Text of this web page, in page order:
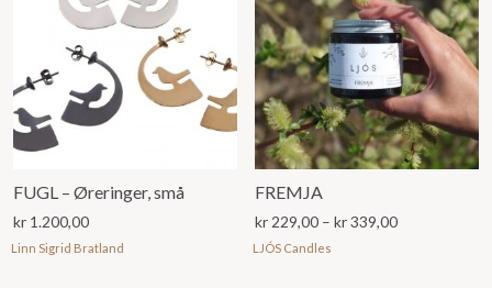
FUGL – Øreringer, små
kr 1.200,00
Linn Sigrid Bratland
FREMJA
kr 229,00 – kr339,00Prisområde:
LJÓS Candles